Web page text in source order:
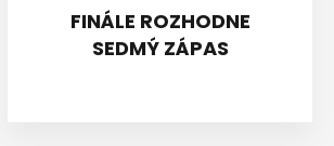
FINÁLE ROZHODNE
SEDMÝ ZÁPAS